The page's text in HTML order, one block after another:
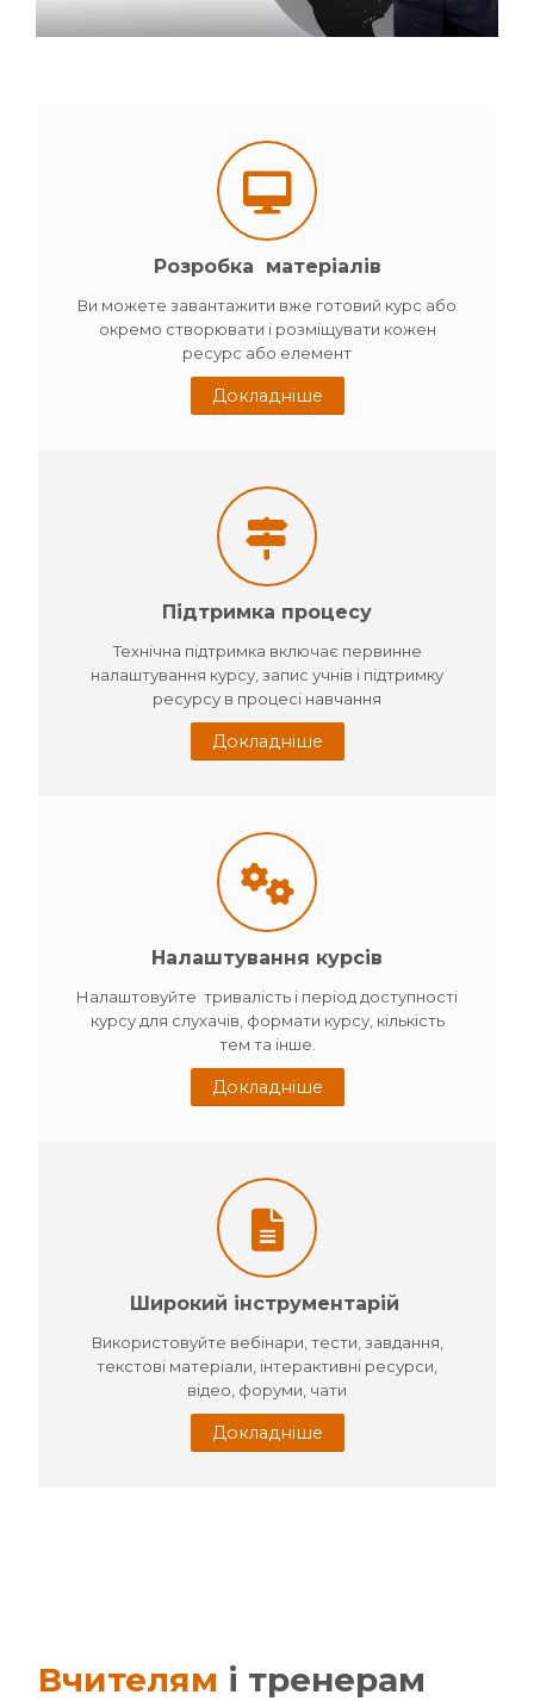
Розробка матеріалів
Ви можете завантажити вже готовий курс або
окремо створювати і розміщувати кожен
ресурс або елемент
Докладніше
Підтримка процесу
Технічна підтримка включає первинне
налаштування курсу, запис учнів і підтримку
ресурсу в процесі навчання
Докладніше
Налаштування курсів
Налаштовуйте тривалість і період доступності
курсу для слухачів, формати курсу, кількість
тем та інше.
Докладніше
Широкий інструментарій
Використовуйте вебінари, тести, завдання,
текстові матеріали, інтерактивні ресурси,
відео, форуми, чати
Докладніше
Вчителям і тренерам